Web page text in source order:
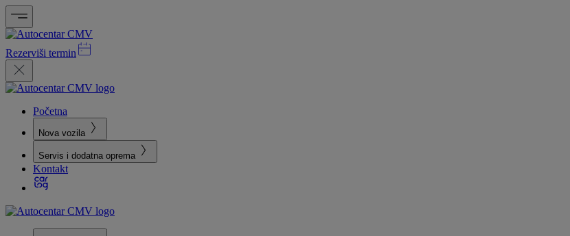
Rezerviši termin
Početna
Nova vozila
Servis i dodatna oprema
Kontakt